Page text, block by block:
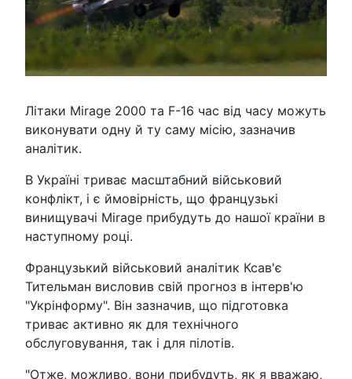
Літаки Mirage 2000 та F-16 час від часу можуть
виконувати одну й ту саму місію, зазначив
аналітик.
В Україні триває масштабний військовий
конфлікт, і є ймовірність, що французькі
винищувачі Mirage прибудуть до нашої країни в
наступному році.
Французький військовий аналітик Ксав'є
Тительман висловив свій прогноз в інтерв'ю
"Укрінформу". Він зазначив, що підготовка
триває активно як для технічного
обслуговування, так і для пілотів.
"Отже, можливо, вони прибудуть, як я вважаю,